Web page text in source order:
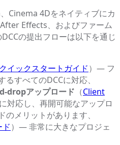
Cinema 4Dをネイティブにカ
Effects、およびファーム
の提出フローは以下を通じ
クイックスタートガイド）— フ
すべてのDCCに対応、
dropアップロード （Client
対応し、再開可能なアップロ
メリットがあります、
ド）— 非常に大きなプロジェ